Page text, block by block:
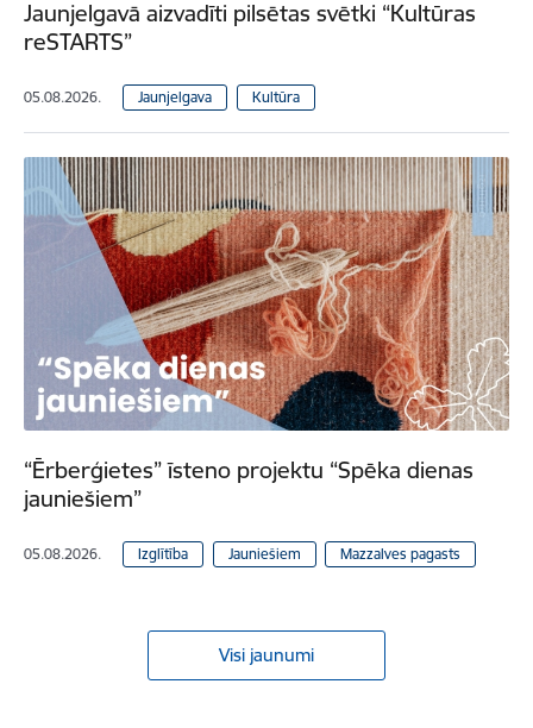
Jaunjelgavā aizvadīti pilsētas svētki “Kultūras
reSTARTS”
05.08.2026. Jaunjelgava Kultūra
“Ērberģietes” īsteno projektu “Spēka dienas
jauniešiem”
05.08.2026. Izglītība Jauniešiem Mazzalves pagasts
Visi jaunumi